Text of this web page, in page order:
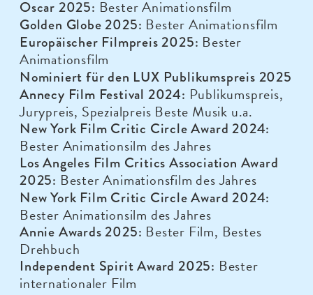
Oscar 2025: Bester Animationsfilm
Golden Globe 2025: Bester Animationsfilm
Europäischer Filmpreis 2025: Bester
Animationsfilm
Nominiert für den LUX Publikumspreis 2025
Annecy Film Festival 2024: Publikumspreis,
Jurypreis, Spezialpreis Beste Musik u.a.
New York Film Critic Circle Award 2024:
Bester Animationsilm des Jahres
Los Angeles Film Critics Association Award
2025: Bester Animationsfilm des Jahres
New York Film Critic Circle Award 2024:
Bester Animationsilm des Jahres
Annie Awards 2025: Bester Film, Bestes
Drehbuch
Independent Spirit Award 2025: Bester
internationaler Film